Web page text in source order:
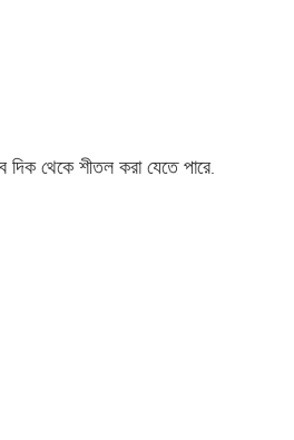
থেকে শীতল করা যেতে পারে